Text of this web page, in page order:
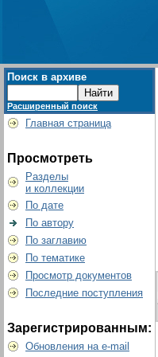
Поиск в архиве
Расширенный поиск
Главная страница
Просмотреть
Разделы
и коллекции
По дате
По автору
По заглавию
По тематике
Просмотр документов
Последние поступления
Зарегистрированным:
Обновления на e-mail